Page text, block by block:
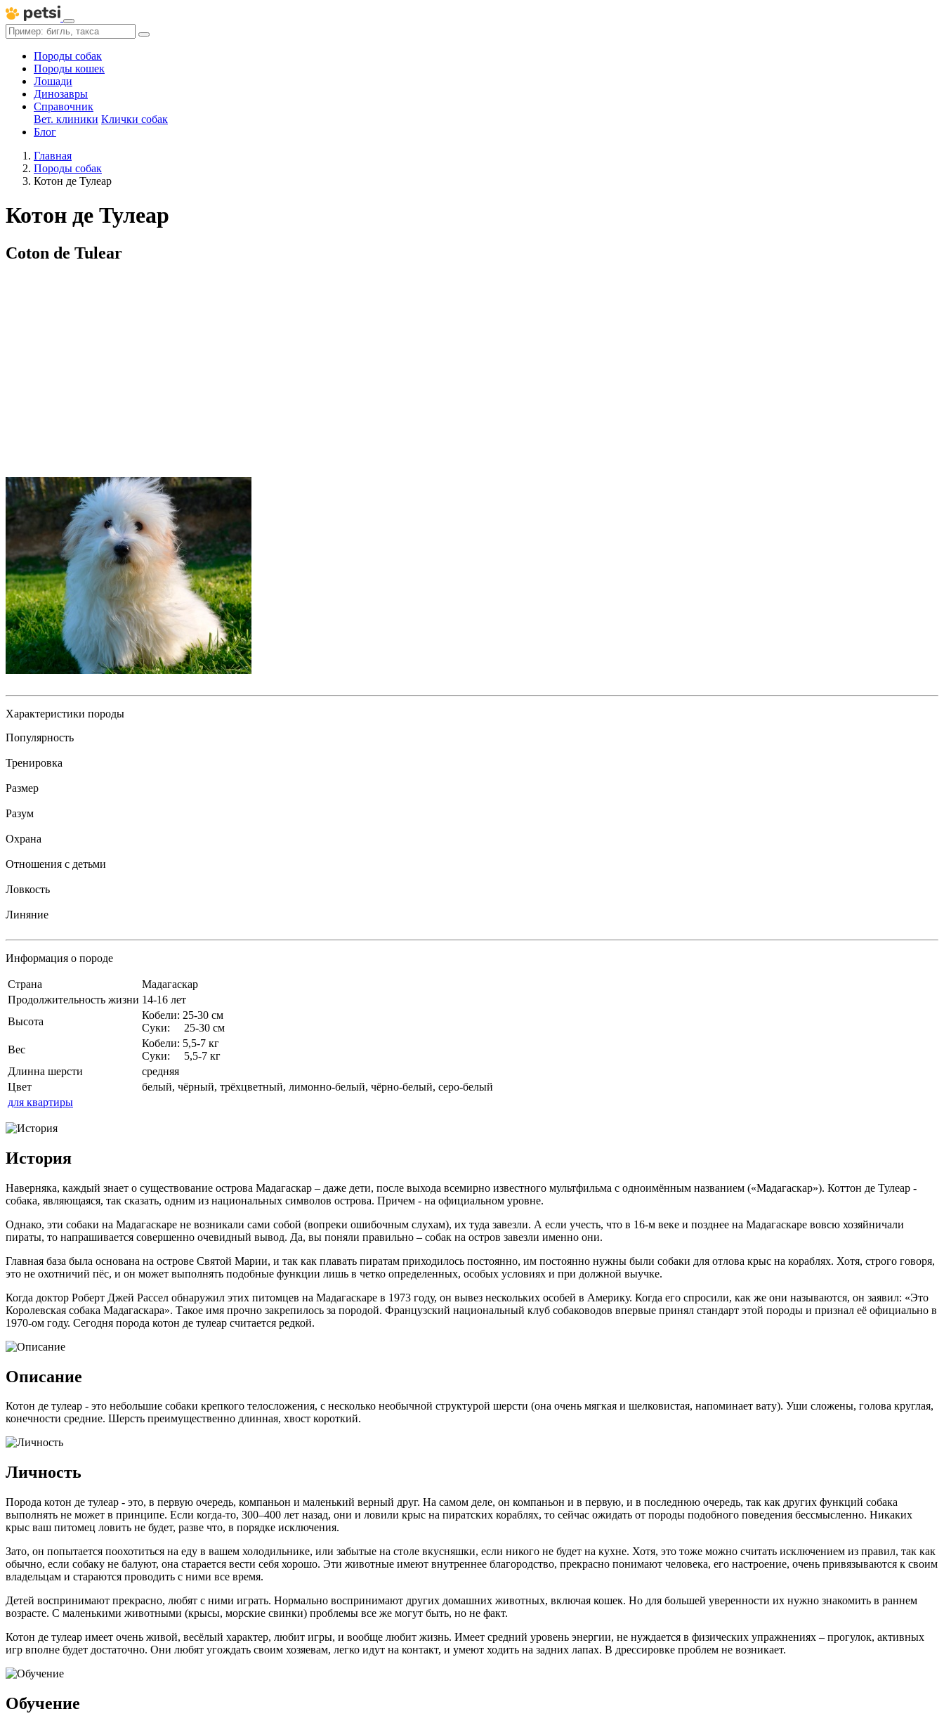
Породы собак
Породы кошек
Лошади
Динозавры
Справочник
Вет. клиники Клички собак
Блог
Главная
Породы собак
Котон де Тулеар
Котон де Тулеар
Coton de Tulear
Характеристики породы
Популярность
Тренировка
Размер
Разум
Охрана
Отношения с детьми
Ловкость
Линяние
Информация о породе
Страна
Мадагаскар
Продолжительность жизни 14-16 лет
Высота
Кобели: 25-30 см
Суки: 25-30 см
Вес
Кобели: 5,5-7 кг
Суки: 5,5-7 кг
Длинна шерсти
средняя
Цвет
белый, чёрный, трёхцветный, лимонно-белый, чёрно-белый, серо-белый
для квартиры
История
Наверняка, каждый знает о существование острова Мадагаскар – даже дети, после выхода всемирно известного мультфильма с одноимённым названием («Мадагаскар»). Коттон де Тулеар -
собака, являющаяся, так сказать, одним из национальных символов острова. Причем - на официальном уровне.
Однако, эти собаки на Мадагаскаре не возникали сами собой (вопреки ошибочным слухам), их туда завезли. А если учесть, что в 16-м веке и позднее на Мадагаскаре вовсю хозяйничали
пираты, то напрашивается совершенно очевидный вывод. Да, вы поняли правильно – собак на остров завезли именно они.
Главная база была основана на острове Святой Марии, и так как плавать пиратам приходилось постоянно, им постоянно нужны были собаки для отлова крыс на кораблях. Хотя, строго говоря,
это не охотничий пёс, и он может выполнять подобные функции лишь в четко определенных, особых условиях и при должной выучке.
Когда доктор Роберт Джей Рассел обнаружил этих питомцев на Мадагаскаре в 1973 году, он вывез нескольких особей в Америку. Когда его спросили, как же они называются, он заявил: «Это
Королевская собака Мадагаскара». Такое имя прочно закрепилось за породой. Французский национальный клуб собаководов впервые принял стандарт этой породы и признал её официально в
1970-ом году. Сегодня порода котон де тулеар считается редкой.
Описание
Котон де тулеар - это небольшие собаки крепкого телосложения, с несколько необычной структурой шерсти (она очень мягкая и шелковистая, напоминает вату). Уши сложены, голова круглая,
конечности средние. Шерсть преимущественно длинная, хвост короткий.
Личность
Порода котон де тулеар - это, в первую очередь, компаньон и маленький верный друг. На самом деле, он компаньон и в первую, и в последнюю очередь, так как других функций собака
выполнять не может в принципе. Если когда-то, 300–400 лет назад, они и ловили крыс на пиратских кораблях, то сейчас ожидать от породы подобного поведения бессмысленно. Никаких
крыс ваш питомец ловить не будет, разве что, в порядке исключения.
Зато, он попытается поохотиться на еду в вашем холодильнике, или забытые на столе вкусняшки, если никого не будет на кухне. Хотя, это тоже можно считать исключением из правил, так как
обычно, если собаку не балуют, она старается вести себя хорошо. Эти животные имеют внутреннее благородство, прекрасно понимают человека, его настроение, очень привязываются к своим
владельцам и стараются проводить с ними все время.
Детей воспринимают прекрасно, любят с ними играть. Нормально воспринимают других домашних животных, включая кошек. Но для большей уверенности их нужно знакомить в раннем
возрасте. С маленькими животными (крысы, морские свинки) проблемы все же могут быть, но не факт.
Котон де тулеар имеет очень живой, весёлый характер, любит игры, и вообще любит жизнь. Имеет средний уровень энергии, не нуждается в физических упражнениях – прогулок, активных
игр вполне будет достаточно. Они любят угождать своим хозяевам, легко идут на контакт, и умеют ходить на задних лапах. В дрессировке проблем не возникает.
Обучение